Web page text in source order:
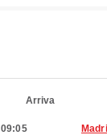
Arriva
09:05